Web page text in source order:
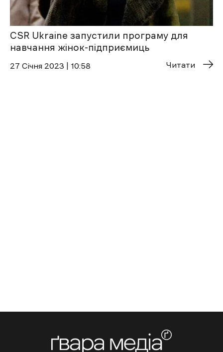
CSR Ukraine запустили програму для
навчання жінок-підприємиць
27 Січня 2023 | 10:58 Читати